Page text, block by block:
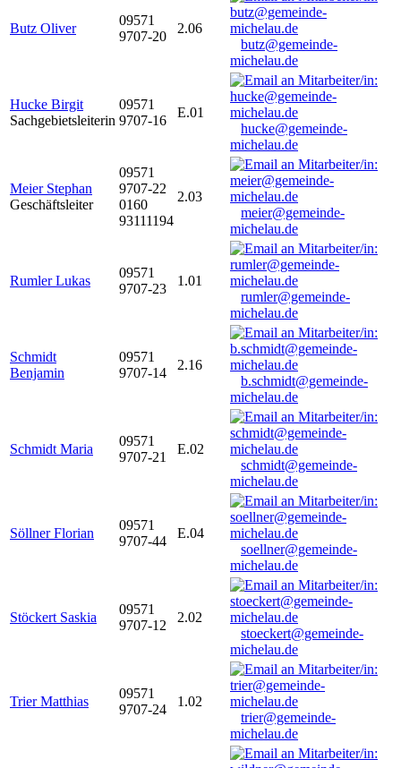
Butz Oliver
09571
9707-20
2.06
butz@gemeinde-
michelau.de
Hucke Birgit
Sachgebietsleiterin
09571
9707-16
E.01
hucke@gemeinde-
michelau.de
Meier Stephan
Geschäftsleiter
09571
9707-22
0160
93111194
2.03
meier@gemeinde-
michelau.de
Rumler Lukas
09571
9707-23
1.01
rumler@gemeinde-
michelau.de
Schmidt
Benjamin
09571
9707-14
2.16
b.schmidt@gemeinde-
michelau.de
Schmidt Maria
09571
9707-21
E.02
schmidt@gemeinde-
michelau.de
Söllner Florian
09571
9707-44
E.04
soellner@gemeinde-
michelau.de
Stöckert Saskia
09571
9707-12
2.02
stoeckert@gemeinde-
michelau.de
Trier Matthias
09571
9707-24
1.02
trier@gemeinde-
michelau.de